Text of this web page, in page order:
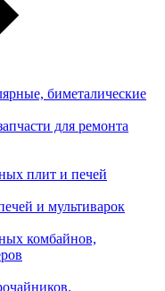
биметалические
для ремонта
плит и печей
и мультиварок
комбайнов,